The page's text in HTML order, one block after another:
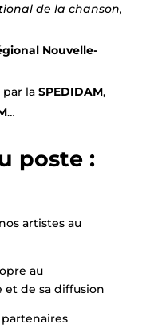
de la chanson,
Nouvelle-
la SPEDIDAM,
…
poste :
artistes au
au
et de sa diffusion
partenaires